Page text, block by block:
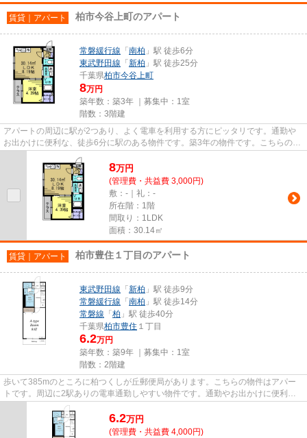
賃貸｜アパート 柏市今谷上町のアパート
常磐緩行線 「 南柏 」駅 徒歩6分
東武野田線 「 新柏 」駅 徒歩25分
千葉県柏市今谷上町
8万円
築年数：築3年 ｜募集中： 1室
階数：3階建
アパートの周辺に駅が2つあり、よく電車を利用する方にピッタリです。通勤や
お出かけに便利な、徒歩6分に駅のある物件です。築3年の物件です。こちらの物
8万円
(管理費・共益費 3,000円)
敷：-｜礼：-
所在階：1階
間取り：1LDK
面積：30.14㎡
賃貸｜アパート 柏市豊住１丁目のアパート
東武野田線 「 新柏 」駅 徒歩9分
常磐緩行線 「 南柏 」駅 徒歩14分
常磐線 「 柏 」駅 徒歩40分
千葉県柏市豊住 １丁目
6.2万円
築年数：築9年 ｜募集中： 1室
階数：2階建
歩いて385mのところに柏つくしが丘郵便局があります。こちらの物件はアパー
トです。周辺に2駅ありの電車通勤しやすい物件です。通勤やお出かけに便利
な、徒歩9分に駅のある物件です。...
6.2万円
(管理費・共益費 4,000円)